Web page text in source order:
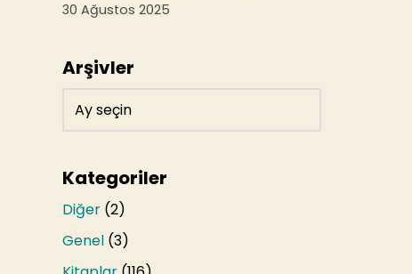
30 Ağustos 2025
Arşivler
Kategoriler
Diğer (2)
Genel (3)